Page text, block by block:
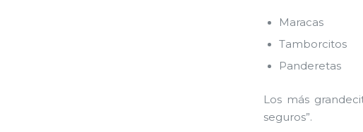
Maracas
Tamborcitos
Panderetas
Los más
seguros”.